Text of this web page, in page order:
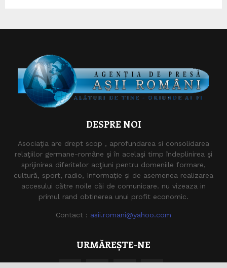
DESPRE NOI
Asociaţia are drept scop , aprofundarea si consolidarea
relaţiilor germane-române şi în acelaşi timp îndeplinirea şi
sprijinirea diferitelor acţiuni pentru domeniile formare,
cultură, sport, radio, Informaţie şi de asemenea realizarea
accesului către noile căi de comunicare. nu vizeaza in
primul rand obtinerea unui profit economic.
Contact : asii.romani@yahoo.com
URMĂREȘTE-NE